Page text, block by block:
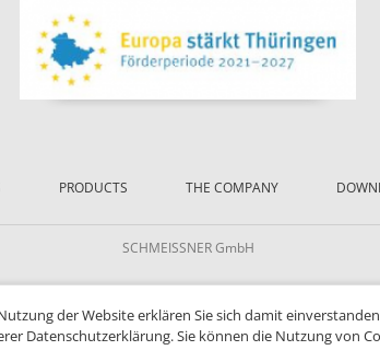
der Website erklären Sie sich damit
Datenschutzerklärung. Sie können die Nutzung von
PRODUCTS THE COMPANY
SCHMEISSNER GmbH